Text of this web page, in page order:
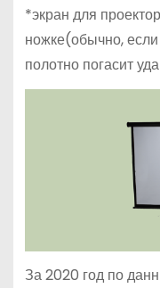
*экран для
ножке(обычно,
полотно погасит
За 2020 год по